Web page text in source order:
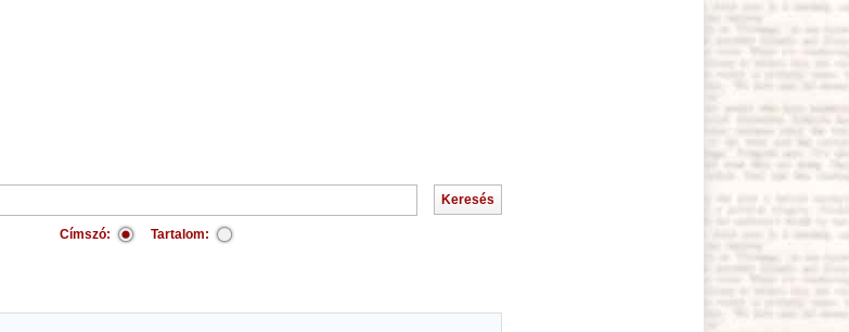
Címszó: Tartalom: